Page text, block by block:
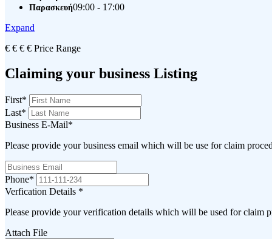
Παρασκευή09:00 - 17:00
Expand
€ € € € Price Range
Claiming your business Listing
First*
Last*
Business E-Mail*
Please provide your business email which will be use for claim
Phone*
Verfication Details *
Please provide your verification details which will be used for claim
Attach File